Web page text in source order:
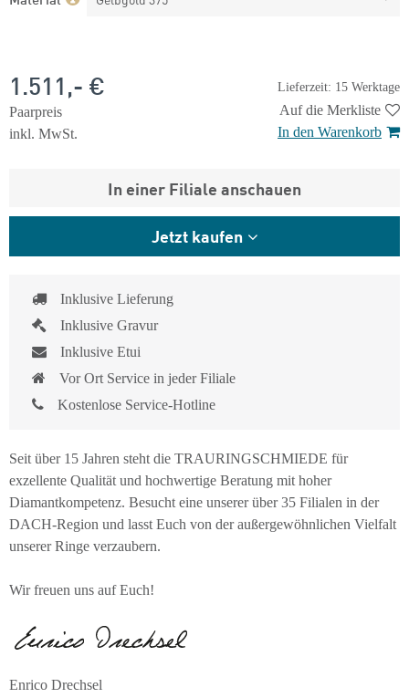
Lieferzeit: 15 Werktage
1.511,- €
Paarpreis
inkl. MwSt.
Auf die Merkliste
In den Warenkorb
In einer Filiale anschauen
Jetzt kaufen
Inklusive Lieferung
Inklusive Gravur
Inklusive Etui
Vor Ort Service in jeder Filiale
Kostenlose Service-Hotline
Seit über 15 Jahren steht die TRAURINGSCHMIEDE für
exzellente Qualität und hochwertige Beratung mit hoher
Diamantkompetenz. Besucht eine unserer über 35 Filialen in der
DACH-Region und lasst Euch von der außergewöhnlichen Vielfalt
unserer Ringe verzaubern.
Wir freuen uns auf Euch!
Enrico Drechsel